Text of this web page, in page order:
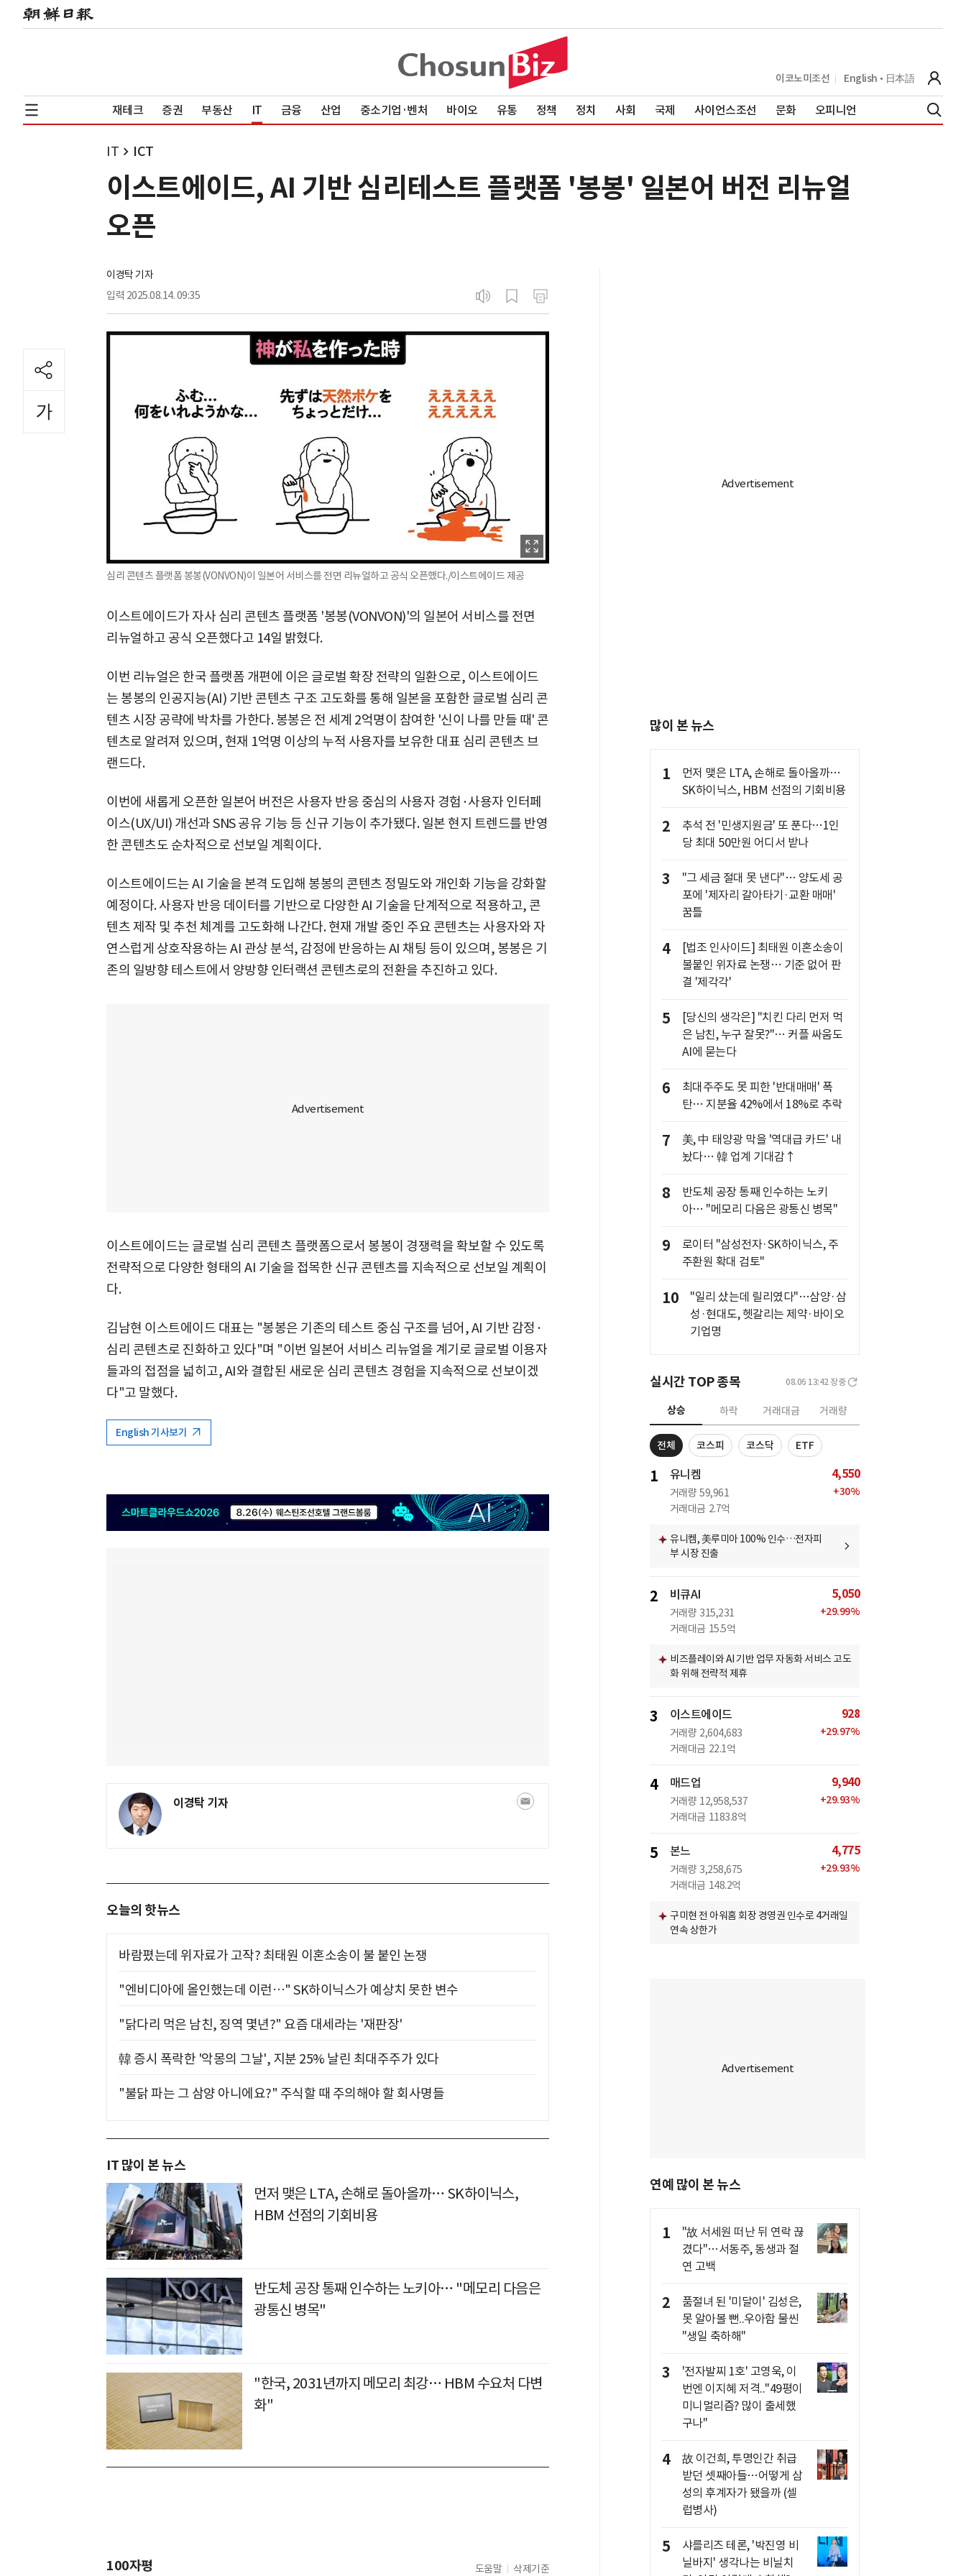
이코노미조선 English 日本語
재테크 증권 부동산 IT 금융 산업 중소기업·벤처 바이오 유통 정책 정치 사회 국제 사이언스조선 문화 오피니언
IT ICT
이스트에이드, AI 기반 심리테스트 플랫폼 '봉봉' 일본어 버전 리뉴얼
오픈
이경탁 기자
입력 2025.08.14. 09:35
심리 콘텐츠 플랫폼 봉봉(VONVON)이 일본어 서비스를 전면 리뉴얼하고 공식 오픈했다./이스트에이드 제공
이스트에이드가 자사 심리 콘텐츠 플랫폼 '봉봉(VONVON)'의 일본어 서비스를 전면
리뉴얼하고 공식 오픈했다고 14일 밝혔다.
이번 리뉴얼은 한국 플랫폼 개편에 이은 글로벌 확장 전략의 일환으로, 이스트에이드
는 봉봉의 인공지능(AI) 기반 콘텐츠 구조 고도화를 통해 일본을 포함한 글로벌 심리 콘
텐츠 시장 공략에 박차를 가한다. 봉봉은 전 세계 2억명이 참여한 '신이 나를 만들 때' 콘
텐츠로 알려져 있으며, 현재 1억명 이상의 누적 사용자를 보유한 대표 심리 콘텐츠 브
랜드다.
이번에 새롭게 오픈한 일본어 버전은 사용자 반응 중심의 사용자 경험·사용자 인터페
이스(UX/UI) 개선과 SNS 공유 기능 등 신규 기능이 추가됐다. 일본 현지 트렌드를 반영
한 콘텐츠도 순차적으로 선보일 계획이다.
이스트에이드는 AI 기술을 본격 도입해 봉봉의 콘텐츠 정밀도와 개인화 기능을 강화할
예정이다. 사용자 반응 데이터를 기반으로 다양한 AI 기술을 단계적으로 적용하고, 콘
텐츠 제작 및 추천 체계를 고도화해 나간다. 현재 개발 중인 주요 콘텐츠는 사용자와 자
연스럽게 상호작용하는 AI 관상 분석, 감정에 반응하는 AI 채팅 등이 있으며, 봉봉은 기
존의 일방향 테스트에서 양방향 인터랙션 콘텐츠로의 전환을 추진하고 있다.
이스트에이드는 글로벌 심리 콘텐츠 플랫폼으로서 봉봉이 경쟁력을 확보할 수 있도록
전략적으로 다양한 형태의 AI 기술을 접목한 신규 콘텐츠를 지속적으로 선보일 계획이
다.
김남현 이스트에이드 대표는 "봉봉은 기존의 테스트 중심 구조를 넘어, AI 기반 감정·
심리 콘텐츠로 진화하고 있다"며 "이번 일본어 서비스 리뉴얼을 계기로 글로벌 이용자
들과의 접점을 넓히고, AI와 결합된 새로운 심리 콘텐츠 경험을 지속적으로 선보이겠
다"고 말했다.
English 기사보기
이경탁 기자
오늘의 핫뉴스
바람폈는데 위자료가 고작? 최태원 이혼소송이 불 붙인 논쟁
"엔비디아에 올인했는데 이런…" SK하이닉스가 예상치 못한 변수
"닭다리 먹은 남친, 징역 몇년?" 요즘 대세라는 '재판장'
韓 증시 폭락한 '악몽의 그날', 지분 25% 날린 최대주주가 있다
"불닭 파는 그 삼양 아니에요?" 주식할 때 주의해야 할 회사명들
IT 많이 본 뉴스
먼저 맺은 LTA, 손해로 돌아올까… SK하이닉스,
HBM 선점의 기회비용
반도체 공장 통째 인수하는 노키아… "메모리 다음은
광통신 병목"
"한국, 2031년까지 메모리 최강… HBM 수요처 다변
화"
100자평 도움말 삭제기준
많이 본 뉴스
1
먼저 맺은 LTA, 손해로 돌아올까…
SK하이닉스, HBM 선점의 기회비용
2
추석 전 '민생지원금' 또 푼다…1인
당 최대 50만원 어디서 받나
3
"그 세금 절대 못 낸다"… 양도세 공
포에 '제자리 갈아타기·교환 매매'
꿈틀
4
[법조 인사이드] 최태원 이혼소송이
불붙인 위자료 논쟁… 기준 없어 판
결 '제각각'
5
[당신의 생각은] "치킨 다리 먼저 먹
은 남친, 누구 잘못?"… 커플 싸움도
AI에 묻는다
6
최대주주도 못 피한 '반대매매' 폭
탄… 지분율 42%에서 18%로 추락
7
美, 中 태양광 막을 '역대급 카드' 내
놨다… 韓 업계 기대감↑
8
반도체 공장 통째 인수하는 노키
아… "메모리 다음은 광통신 병목"
9
로이터 "삼성전자·SK하이닉스, 주
주환원 확대 검토"
10
"일리 샀는데 릴리였다"…삼양·삼
성·현대도, 헷갈리는 제약·바이오
기업명
실시간 TOP 종목 08.06 13:42 장중
상승 하락 거래대금 거래량
전체 코스피 코스닥 ETF
1 유니켐
거래량 59,961
거래대금 2.7억
4,550
+30%
유니켐, 美루미아 100% 인수…전자피
부 시장 진출
2 비큐AI
거래량 315,231
거래대금 15.5억
5,050
+29.99%
비즈플레이와 AI 기반 업무 자동화 서비스 고도
화 위해 전략적 제휴
3 이스트에이드
거래량 2,604,683
거래대금 22.1억
928
+29.97%
4 매드업
거래량 12,958,537
거래대금 1183.8억
9,940
+29.93%
5 본느
거래량 3,258,675
거래대금 148.2억
4,775
+29.93%
구미현 전 아워홈 회장 경영권 인수로 4거래일
연속 상한가
연예 많이 본 뉴스
1
"故 서세원 떠난 뒤 연락 끊
겼다"…서동주, 동생과 절
연 고백
2
품절녀 된 '미달이' 김성은,
못 알아볼 뻔..우아함 물씬
"생일 축하해"
3
'전자발찌 1호' 고영욱, 이
번엔 이지혜 저격.."49평이
미니멀리즘? 많이 출세했
구나"
4
故 이건희, 투명인간 취급
받던 셋째아들…어떻게 삼
성의 후계자가 됐을까 (셀
럽병사)
5
샤를리즈 테론, '박진영 비
닐바지' 생각나는 비닐치